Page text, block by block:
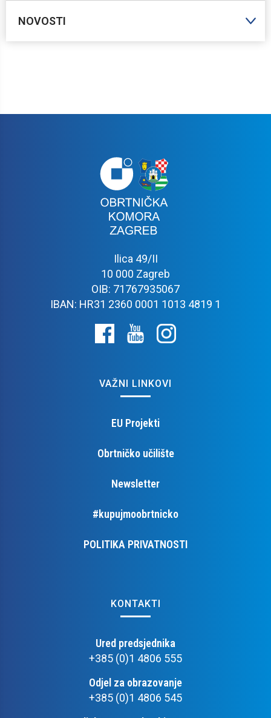
NOVOSTI
Ilica 49/II
10 000 Zagreb
OIB: 71767935067
IBAN: HR31 2360 0001 1013 4819 1
VAŽNI LINKOVI
EU Projekti
Obrtničko učilište
Newsletter
#kupujmoobrtnicko
POLITIKA PRIVATNOSTI
KONTAKTI
Ured predsjednika
+385 (0)1 4806 555
Odjel za obrazovanje
+385 (0)1 4806 545